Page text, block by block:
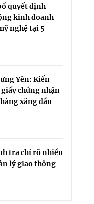
quyết định
kinh doanh
nghệ tại 5
Yên: Kiến
chứng nhận
xăng dầu
tra chỉ rõ nhiều
lý giao thông